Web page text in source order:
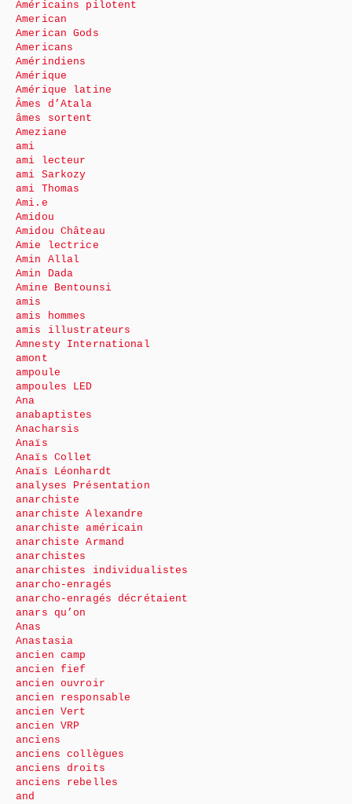
Américains pilotent
American
American Gods
Americans
Amérindiens
Amérique
Amérique latine
Âmes d’Atala
âmes sortent
Ameziane
ami
ami lecteur
ami Sarkozy
ami Thomas
Ami.e
Amidou
Amidou Château
Amie lectrice
Amin Allal
Amin Dada
Amine Bentounsi
amis
amis hommes
amis illustrateurs
Amnesty International
amont
ampoule
ampoules LED
Ana
anabaptistes
Anacharsis
Anaïs
Anaïs Collet
Anaïs Léonhardt
analyses Présentation
anarchiste
anarchiste Alexandre
anarchiste américain
anarchiste Armand
anarchistes
anarchistes individualistes
anarcho-enragés
anarcho-enragés décrétaient
anars qu’on
Anas
Anastasia
ancien camp
ancien fief
ancien ouvroir
ancien responsable
ancien Vert
ancien VRP
anciens
anciens collègues
anciens droits
anciens rebelles
and